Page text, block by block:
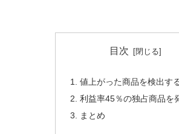
目次
値上がった商品を検出す
利益率45％の独占商品を
まとめ